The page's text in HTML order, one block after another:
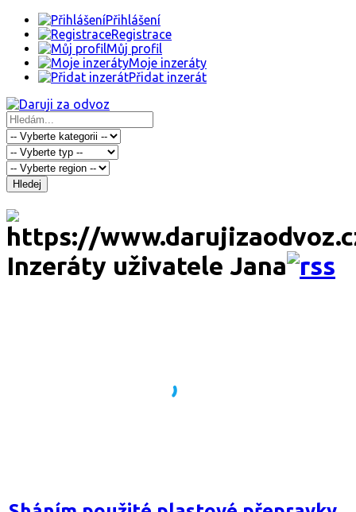
Přihlášení
Registrace
Můj profil
Moje inzeráty
Přidat inzerát
Hledej
Inzeráty uživatele Jana